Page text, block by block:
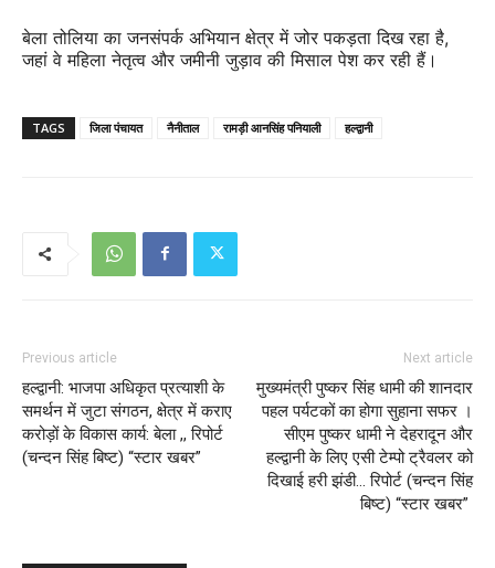
बेला तोलिया का जनसंपर्क अभियान क्षेत्र में जोर पकड़ता दिख रहा है,
जहां वे महिला नेतृत्व और जमीनी जुड़ाव की मिसाल पेश कर रही हैं।
TAGS जिला पंचायत नैनीताल रामड़ी आनसिंह पनियाली हल्द्वानी
Previous article
हल्द्वानी: भाजपा अधिकृत प्रत्याशी के
समर्थन में जुटा संगठन, क्षेत्र में कराए
करोड़ों के विकास कार्य: बेला ,, रिपोर्ट
(चन्दन सिंह बिष्ट) “स्टार खबर”
Next article
मुख्यमंत्री पुष्कर सिंह धामी की शानदार
पहल पर्यटकों का होगा सुहाना सफर ।
सीएम पुष्कर धामी ने देहरादून और
हल्द्वानी के लिए एसी टेम्पो ट्रैवलर को
दिखाई हरी झंडी… रिपोर्ट (चन्दन सिंह
बिष्ट) “स्टार खबर”